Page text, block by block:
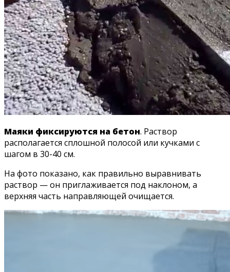
Маяки фиксируются на бетон. Раствор
располагается сплошной полосой или кучками с
шагом в 30-40 см.
На фото показано, как правильно выравнивать
раствор — он приглаживается под наклоном, а
верхняя часть направляющей очищается.